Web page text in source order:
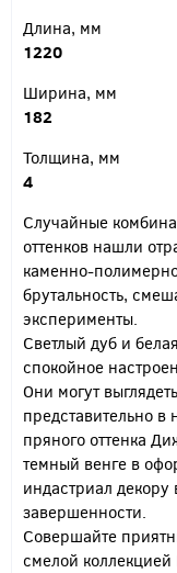
Длина, мм
1220
Ширина, мм
182
Толщина, мм
4
Случайные
оттенков нашли
каменно-
брутальность,
эксперименты.
Светлый дуб и
спокойное
Они могут
представительно в
пряного оттенка
темный венге в
индастриал декору
завершенности.
Совершайте
смелой коллекцией